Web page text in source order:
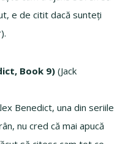
e de citit dacă sunteți
Book 9) (Jack
Benedict, una din seriile
nu cred că mai apucă